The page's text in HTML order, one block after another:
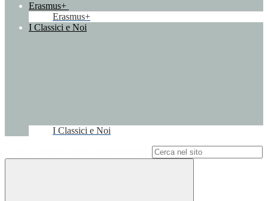
Erasmus+
Erasmus+
I Classici e Noi
I Classici e Noi